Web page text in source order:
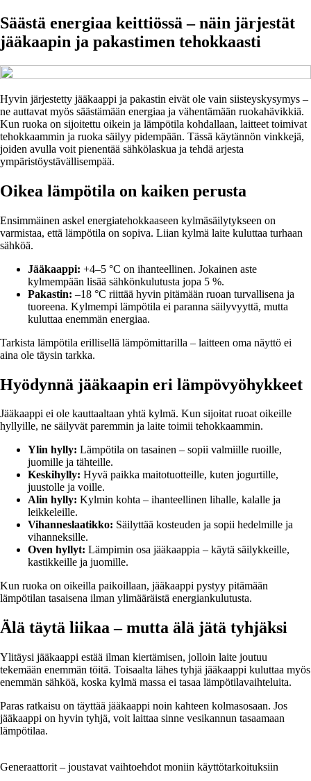
Säästä energiaa keittiössä – näin järjestät
jääkaapin ja pakastimen tehokkaasti
Hyvin järjestetty jääkaappi ja pakastin eivät ole vain siisteyskysymys –
ne auttavat myös säästämään energiaa ja vähentämään ruokahävikkiä.
Kun ruoka on sijoitettu oikein ja lämpötila kohdallaan, laitteet toimivat
tehokkaammin ja ruoka säilyy pidempään. Tässä käytännön vinkkejä,
joiden avulla voit pienentää sähkölaskua ja tehdä arjesta
ympäristöystävällisempää.
Oikea lämpötila on kaiken perusta
Ensimmäinen askel energiatehokkaaseen kylmäsäilytykseen on
varmistaa, että lämpötila on sopiva. Liian kylmä laite kuluttaa turhaan
sähköä.
Jääkaappi: +4–5 °C on ihanteellinen. Jokainen aste
kylmempään lisää sähkönkulutusta jopa 5 %.
Pakastin: –18 °C riittää hyvin pitämään ruoan turvallisena ja
tuoreena. Kylmempi lämpötila ei paranna säilyvyyttä, mutta
kuluttaa enemmän energiaa.
Tarkista lämpötila erillisellä lämpömittarilla – laitteen oma näyttö ei
aina ole täysin tarkka.
Hyödynnä jääkaapin eri lämpövyöhykkeet
Jääkaappi ei ole kauttaaltaan yhtä kylmä. Kun sijoitat ruoat oikeille
hyllyille, ne säilyvät paremmin ja laite toimii tehokkaammin.
Ylin hylly: Lämpötila on tasainen – sopii valmiille ruoille,
juomille ja tähteille.
Keskihylly: Hyvä paikka maitotuotteille, kuten jogurtille,
juustolle ja voille.
Alin hylly: Kylmin kohta – ihanteellinen lihalle, kalalle ja
leikkeleille.
Vihanneslaatikko: Säilyttää kosteuden ja sopii hedelmille ja
vihanneksille.
Oven hyllyt: Lämpimin osa jääkaappia – käytä säilykkeille,
kastikkeille ja juomille.
Kun ruoka on oikeilla paikoillaan, jääkaappi pystyy pitämään
lämpötilan tasaisena ilman ylimääräistä energiankulutusta.
Älä täytä liikaa – mutta älä jätä tyhjäksi
Ylitäysi jääkaappi estää ilman kiertämisen, jolloin laite joutuu
tekemään enemmän töitä. Toisaalta lähes tyhjä jääkaappi kuluttaa myös
enemmän sähköä, koska kylmä massa ei tasaa lämpötilavaihteluita.
Paras ratkaisu on täyttää jääkaappi noin kahteen kolmasosaan. Jos
jääkaappi on hyvin tyhjä, voit laittaa sinne vesikannun tasaamaan
lämpötilaa.
Generaattorit – joustavat vaihtoehdot moniin käyttötarkoituksiin